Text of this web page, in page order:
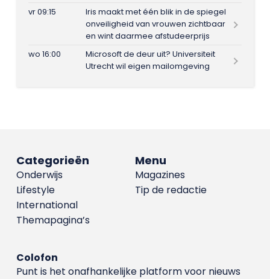
vr 09:15
Iris maakt met één blik in de spiegel
onveiligheid van vrouwen zichtbaar
en wint daarmee afstudeerprijs
wo 16:00
Microsoft de deur uit? Universiteit
Utrecht wil eigen mailomgeving
Menu
Magazines
Tip de redactie
Categorieën
Onderwijs
Lifestyle
International
Themapagina’s
Colofon
Punt is het onafhankelijke platform voor nieuws